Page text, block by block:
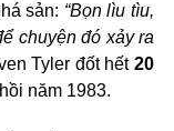
sản: “Bọn lìu tìu,
chuyện đó xảy ra
Tyler đốt hết 20
năm 1983.